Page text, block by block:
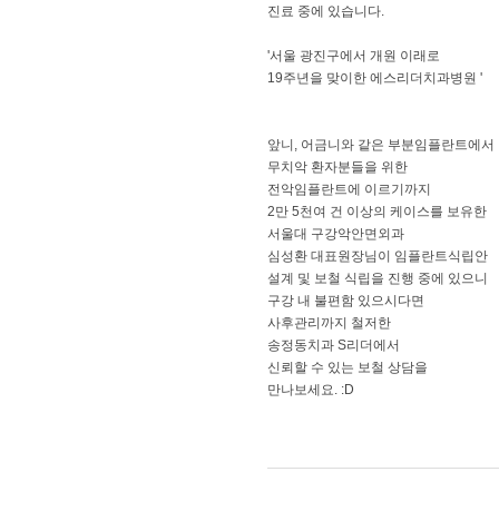
진료 중에 있습니다.
'서울 광진구에서 개원 이래로
19주년을 맞이한 에스리더치과병원 '
앞니, 어금니와 같은 부분임플란트에서
무치악 환자분들을 위한
전악임플란트에 이르기까지
2만 5천여 건 이상의 케이스를 보유한
서울대 구강악안면외과
심성환 대표원장님이 임플란트식립안
설계 및 보철 식립을 진행 중에 있으니
구강 내 불편함 있으시다면
사후관리까지 철저한
송정동치과 S리더에서
신뢰할 수 있는 보철 상담을
만나보세요. :D